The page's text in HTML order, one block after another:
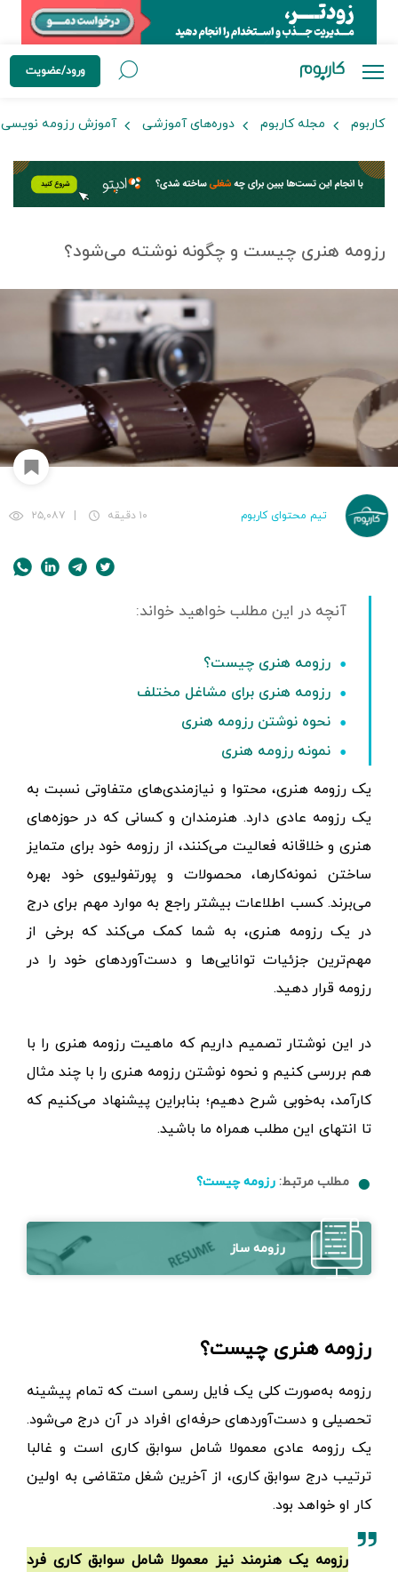
ورود/عضویت
کاربوم مجله کاربوم دوره‌های آموزشی آموزش رزومه نویسی
رزومه هنری چیست و چگونه نوشته می‌شود؟
تیم محتوای کاربوم ۱۰ دقیقه ۲۵,۰۸۷
رزومه هنری چیست؟
رزومه هنری برای مشاغل مختلف
نحوه نوشتن رزومه هنری
نمونه رزومه هنری
یک رزومه هنری، محتوا و نیازمند‌ی‌های متفاوتی نسبت به
یک رزومه عادی دارد. هنرمندان و کسانی که در حوزه‌های
هنری و خلاقانه فعالیت می‌کنند، از رزومه خود برای متمایز
ساختن نمونه‌کارها، محصولات و پورتفولیوی خود بهره
می‌برند. کسب اطلاعات بیشتر راجع به موارد مهم برای درج
در یک رزومه هنری، به شما کمک می‌کند که برخی از
مهم‌ترین جزئیات توانایی‌ها و دست‌آوردهای خود را در
رزومه قرار دهید.
در این نوشتار تصمیم داریم که ماهیت رزومه هنری را با
هم بررسی کنیم و نحوه نوشتن رزومه هنری را با چند مثال
کارآمد، به‌خوبی شرح دهیم؛ بنابراین پیشنهاد می‌کنیم که
تا انتهای این مطلب همراه ما باشید.
مطلب مرتبط: رزومه چیست؟
رزومه ساز
رزومه هنری چیست؟
رزومه به‌صورت کلی یک فایل رسمی است که تمام پیشینه
تحصیلی و دست‌آوردهای حرفه‌ای افراد در آن درج می‌شود.
یک رزومه عادی معمولا شامل سوابق کاری است و غالبا
ترتیب درج سوابق کاری، از آخرین شغل متقاضی به اولین
کار او خواهد بود.
رزومه یک هنرمند نیز معمولا شامل سوابق کاری فرد